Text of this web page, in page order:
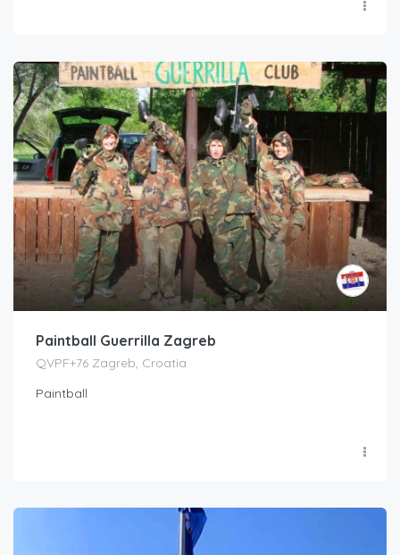
Paintball Guerrilla Zagreb
QVPF+76 Zagreb, Croatia
Paintball